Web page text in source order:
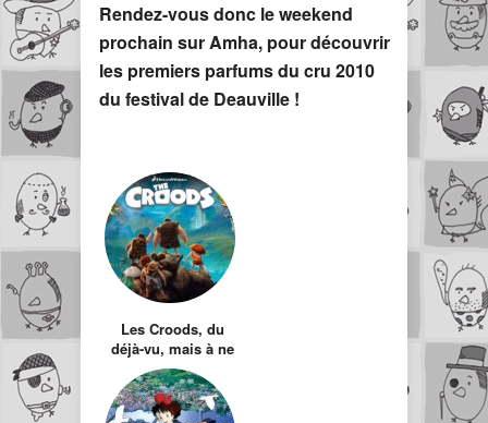
Rendez-vous donc le weekend
prochain sur Amha, pour découvrir
les premiers parfums du cru 2010
du festival de Deauville !
Les Croods, du
déjà-vu, mais à ne
pas manquer